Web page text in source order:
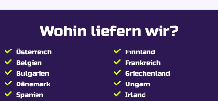
Wohin liefern wir?
Österreich
Belgien
Bulgarien
Dänemark
Spanien
Finnland
Frankreich
Griechenland
Ungarn
Irland